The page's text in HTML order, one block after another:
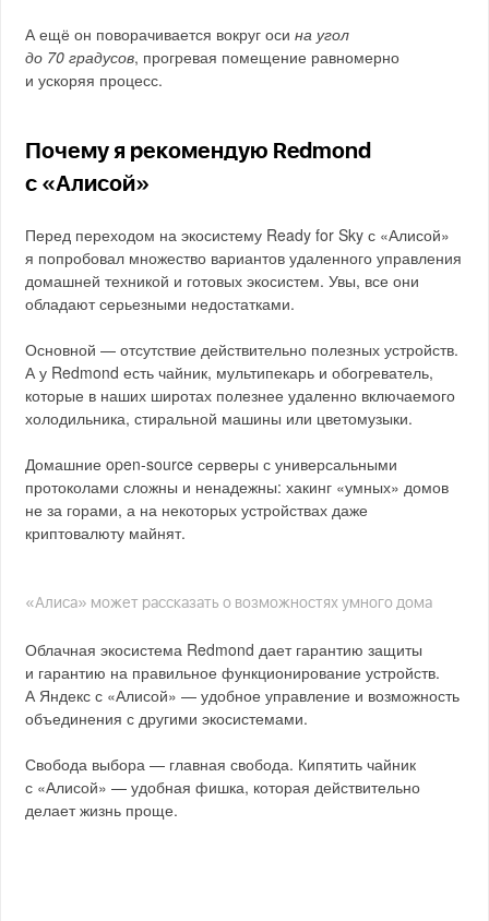
А ещё он поворачивается вокруг осина угол
до 70 градусов, прогревая помещение равномерно
и ускоряя процесс.
Почему я рекомендую Redmond
с «Алисой»
Перед переходом на экосистему Ready for Sky с «Алисой»
я попробовал множество вариантов удаленного управления
домашней техникой и готовых экосистем. Увы, все они
обладают серьезными недостатками.
Основной — отсутствие действительно полезных устройств.
А у Redmond есть чайник, мультипекарь и обогреватель,
которые в наших широтах полезнее удаленно включаемого
холодильника, стиральной машины или цветомузыки.
Домашние open-source серверы с универсальными
протоколами сложны и ненадежны: хакинг «умных» домов
не за горами, а на некоторых устройствах даже
криптовалюту майнят.
«Алиса» может рассказать о возможностях умного дома
Облачная экосистема Redmond дает гарантию защиты
и гарантию на правильное функционирование устройств.
А Яндекс с «Алисой» — удобное управление и возможность
объединения с другими экосистемами.
Свобода выбора — главная свобода. Кипятить чайник
с «Алисой» — удобная фишка, которая действительно
делает жизнь проще.